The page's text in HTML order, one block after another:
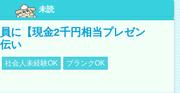
未読
に【現金2千円相当プレゼン
い
社会人未経験OK
ブランクOK